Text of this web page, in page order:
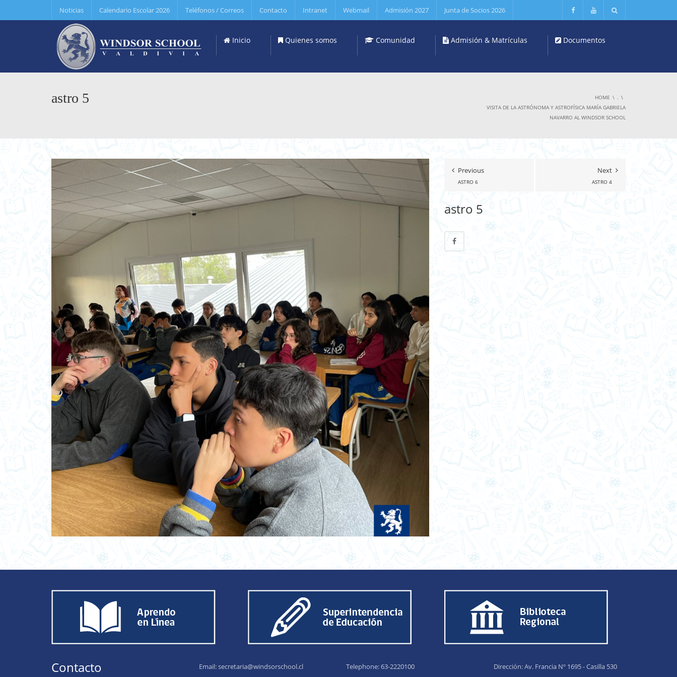
Noticias Calendario Escolar 2026 Teléfonos / Correos Contacto Intranet Webmail Admisión 2027 Junta de Socios 2026
Inicio Quienes somos Comunidad Admisión & Matrículas Documentos
astro 5 HOME
.
VISITA DE LA ASTRÓNOMA Y ASTROFÍSICA MARÍA GABRIELA
NAVARRO AL WINDSOR SCHOOL
Previous
ASTRO 6
Next
ASTRO 4
astro 5
Contacto Email:secretaria@windsorschool.cl Telephone: 63-2220100 Dirección: Av. Francia Nº 1695 - Casilla 530